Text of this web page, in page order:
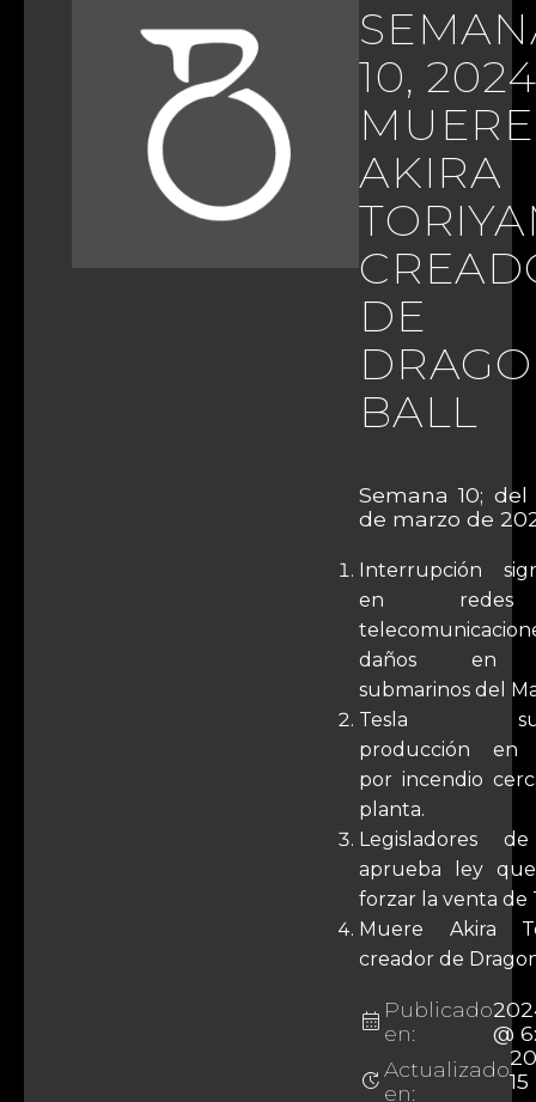
10,
MUERE
AKIRA
DE
BALL
Semana 10;
de marzo de
Interrupción
en
daños en
submarinos del
Tesla
producción en
por incendio
planta.
Legisladores
aprueba ley
forzar la venta de
Muere Akira
creador de
calendar_month Publicado
en:
@
updateActualizado
en: